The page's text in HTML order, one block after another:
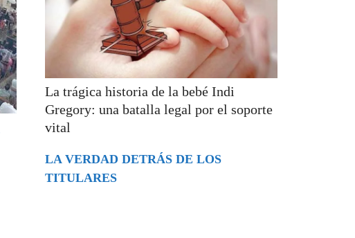
La trágica historia de la bebé Indi
Gregory: una batalla legal por el soporte
vital
LA VERDAD DETRÁS DE LOS
TITULARES